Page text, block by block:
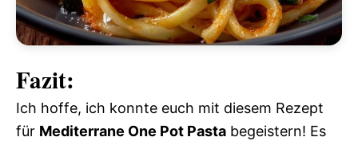
Fazit:
Ich hoffe, ich konnte euch mit diesem Rezept
für Mediterrane One Pot Pasta begeistern! Es